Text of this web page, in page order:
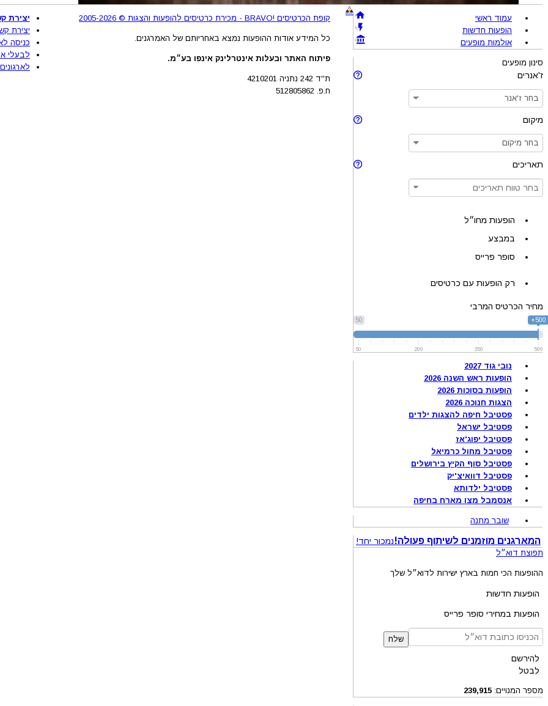
עמוד ראשי
הופעות חדשות
אולמות מופעים
סינון מופעים
ז'אנרים
מיקום
תאריכים
הופעות מחו״ל
במבצע
סופר פרייס
רק הופעות עם כרטיסים
מחיר הכרטיס המרבי
50 500+
50 200 350 500
נובי גוד 2027
הופעות ראש השנה 2026
הופעות בסוכות 2026
הצגות חנוכה 2026
פסטיבל חיפה להצגות ילדים
פסטיבל ישראל
פסטיבל יפוג'אז
פסטיבל מחול כרמיאל
פסטיבל סוף הקיץ בירושלים
פסטיבל דוואיצ'יק
פסטיבל ילדותא
אנסמבל מצו מארח בחיפה
שובר מתנה
המארגנים מוזמנים לשיתוף פעולה!נמכור יחד!
תפוצת דוא״ל
ההופעות הכי חמות בארץ ישירות לדוא״ל שלך
הופעות חדשות
הופעות במחירי סופר פרייס
שלח
להירשם
לבטל
מספר המנויים: 239,915
קופת הכרטיסים !BRAVO - מכירת כרטיסים להופעות והצגות © 2005-2026
כל המידע אודות ההופעות נמצא באחריותם של האמרגנים.
פיתוח האתר ובעלות אינטרלינק אינפו בע״מ.
ת''ד 242 נתניה 4210201
ח.פ. 512805862
יצירת
יצירת
כניסה
לבעלי